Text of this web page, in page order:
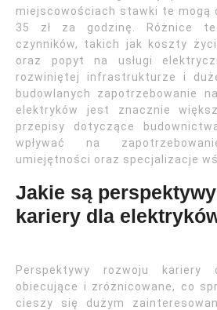
miejscowościach stawki te mogą
35 zł za godzinę. Różnice
czynników, takich jak koszty
oraz popyt na usługi
rozwiniętej infrastrukturze i
budowlanych zapotrzebowanie
elektryków jest znacznie
przepisy dotyczące
wpływać na
umiejętności oraz specjalizacje
Jakie są
kariery dla
Perspektywy rozwoju kariery
obiecujące i zróżnicowane, co
cieszy się dużym